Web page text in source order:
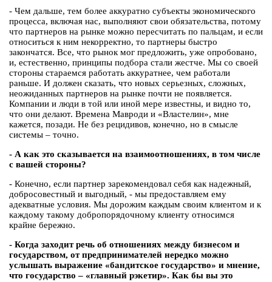
- Чем дальше, тем более аккуратно субъекты экономического
процесса, включая нас, выполняют свои обязательства, потому
что партнеров на рынке можно пересчитать по пальцам, и если
относиться к ним некорректно, то партнеры быстро
закончатся. Все, что рынок мог предложить, уже опробовано,
и, естественно, принципы подбора стали жестче. Мы со своей
стороны стараемся работать аккуратнее, чем работали
раньше. И должен сказать, что новых серьезных, сложных,
неожиданных партнеров на рынке почти не появляется.
Компании и люди в той или иной мере известны, и видно то,
что они делают. Времена Мавроди и «Властелин», мне
кажется, позади. Не без рецидивов, конечно, но в смысле
системы – точно.
- А как это сказывается на взаимоотношениях, в том числе
с вашей стороны?
- Конечно, если партнер зарекомендовал себя как надежный,
добросовестный и выгодный, - мы предоставляем ему
адекватные условия. Мы дорожим каждым своим клиентом и к
каждому такому добропорядочному клиенту относимся
крайне бережно.
- Когда заходит речь об отношениях между бизнесом и
государством, от предпринимателей нередко можно
услышать выражение «бандитское государство» и мнение,
что государство – «главный рэкетир». Как бы вы это